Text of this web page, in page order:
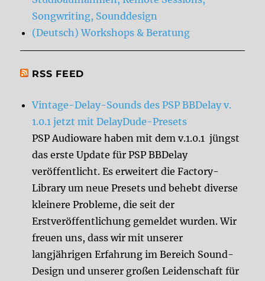
Songwriting, Sounddesign
(Deutsch) Workshops & Beratung
RSS FEED
Vintage-Delay-Sounds des PSP BBDelay v.
1.0.1 jetzt mit DelayDude-Presets
PSP Audioware haben mit dem v.1.0.1 jüngst
das erste Update für PSP BBDelay
veröffentlicht. Es erweitert die Factory-
Library um neue Presets und behebt diverse
kleinere Probleme, die seit der
Erstveröffentlichung gemeldet wurden. Wir
freuen uns, dass wir mit unserer
langjährigen Erfahrung im Bereich Sound-
Design und unserer großen Leidenschaft für